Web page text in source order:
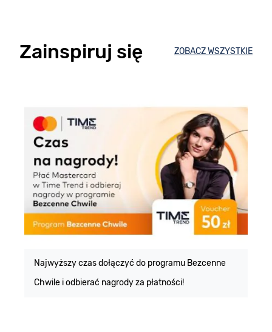
Zainspiruj się ZOBACZ WSZYSTKIE
Najwyższy czas dołączyć do programu Bezcenne
Chwile i odbierać nagrody za płatności!